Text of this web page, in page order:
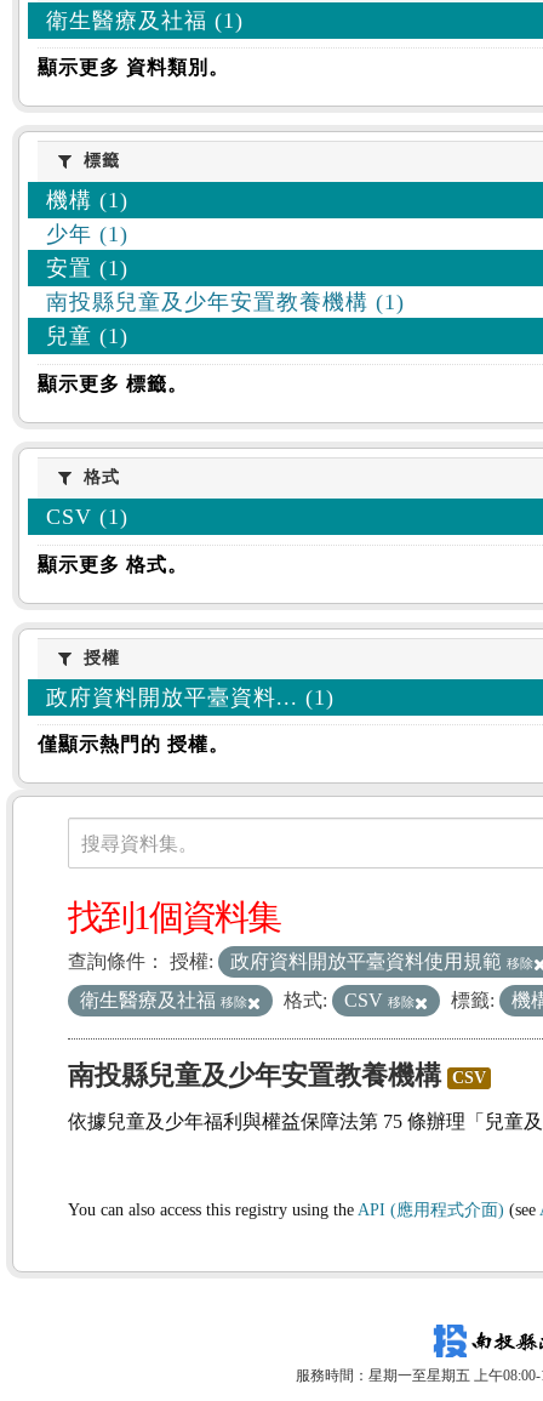
衛生醫療及社福 (1)
顯示更多 資料類別。
標籤標籤
機構 (1)
少年 (1)
安置 (1)
南投縣兒童及少年安置教養機構 (1)
兒童 (1)
顯示更多 標籤。
格式格式
CSV (1)
顯示更多 格式。
授權授權
政府資料開放平臺資料... (1)
僅顯示熱門的 授權。
資料集
搜尋資料集。
找到1個資料集
查詢條件： 授權: 政府資料開放平臺資料使用規範 移除
衛生醫療及社福 移除 格式: CSV 移除 標籤: 機
南投縣兒童及少年安置教養機構 CSV
依據兒童及少年福利與權益保障法第 75 條辦理「兒童
You can also access this registry using the API (應用程式介面) (see
服務時間：星期一至星期五 上午